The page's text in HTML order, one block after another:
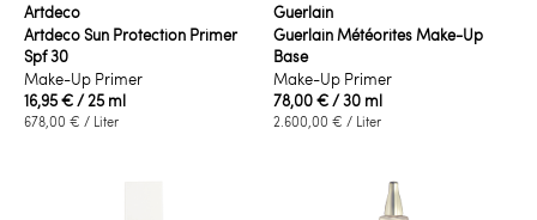
Artdeco
Artdeco Sun Protection Primer
Spf 30
Make-Up Primer
16,95 €/ 25 ml
678,00 € / Liter
Guerlain
Guerlain Météorites Make-Up
Base
Make-Up Primer
78,00 €/ 30 ml
2.600,00 € / Liter